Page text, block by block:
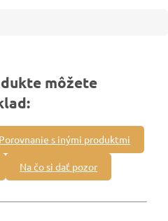
môžete
Porovnanie s inými produktmi
Na čo si dať pozor